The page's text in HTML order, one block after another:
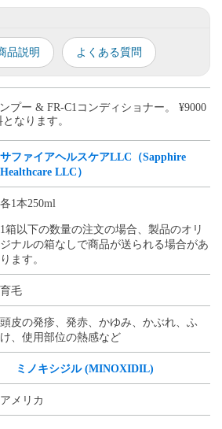
品説明 よくある質問
プー & FR-C1コンディショナー。 ¥9000
なります。
サファイアヘルスケアLLC（Sapphire
Healthcare LLC）
各1本250ml
1箱以下の数量の注文の場合、製品のオリ
ジナルの箱なしで商品が送られる場合があ
ります。
育毛
頭皮の発疹、発赤、かゆみ、かぶれ、ふ
け、使用部位の熱感など
ミノキシジル (MINOXIDIL)
アメリカ